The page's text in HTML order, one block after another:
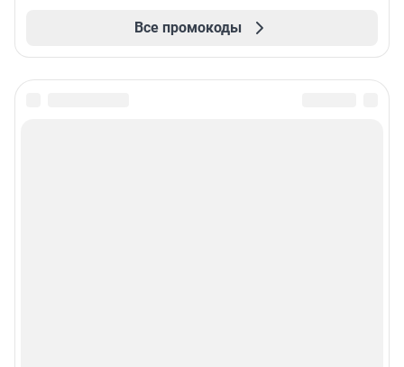
Все промокоды